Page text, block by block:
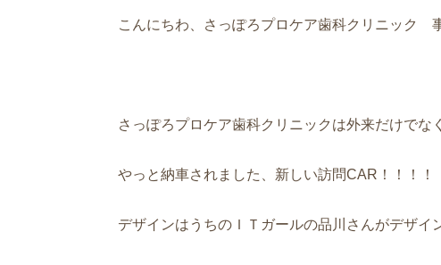
こんにちわ、さっぽろプロケア歯科クリニック
さっぽろプロケア歯科クリニックは外来だけでな
やっと納車されました、新しい訪問CAR！！！！
デザインはうちのＩＴガールの品川さんがデザ